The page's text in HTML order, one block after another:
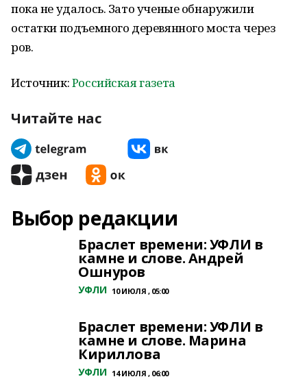
пока не удалось. Зато ученые обнаружили
остатки подъемного деревянного моста через
ров.
Источник:Российская газета
Читайте нас
Выбор редакции
Браслет времени: УФЛИ в
камне и слове. Андрей
Ошнуров
УФЛИ 10 ИЮЛЯ , 05:00
Браслет времени: УФЛИ в
камне и слове. Марина
Кириллова
УФЛИ 14 ИЮЛЯ , 06:00